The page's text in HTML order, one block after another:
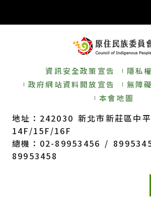
資訊安全政策宣告
隱私
政府網站資料開放宣告
無障
本會地圖
地址：242030 新北市新莊區中
14F/15F/16F
總機：02-89953456 /
89953458